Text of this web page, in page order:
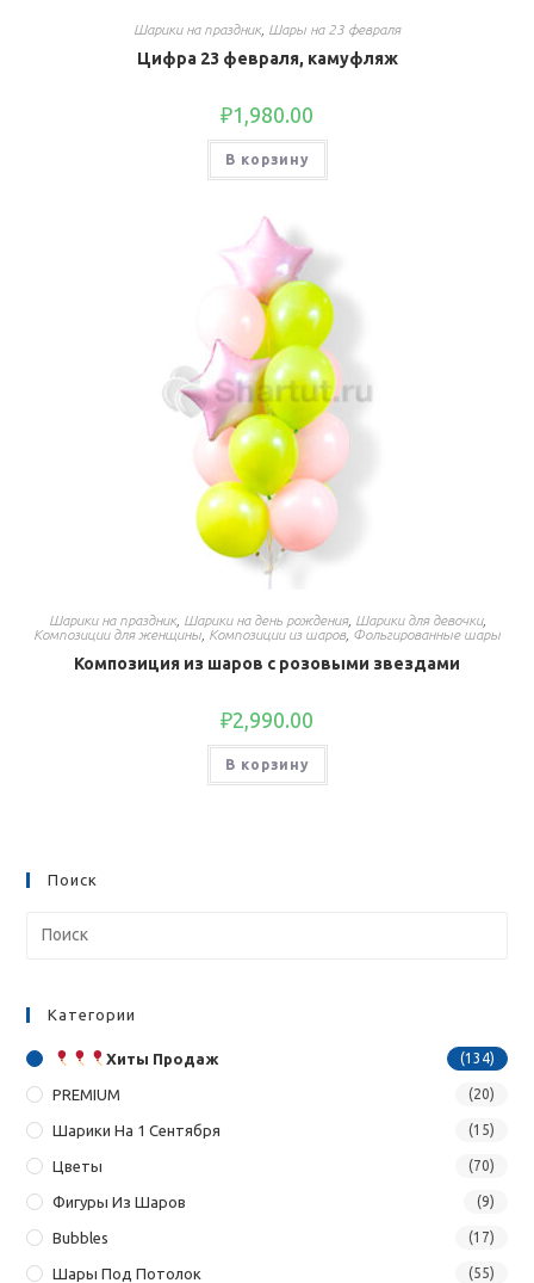
Шарики на праздник, Шары на 23 февраля
Цифра 23 февраля, камуфляж
₽1,980.00
В корзину
Шарики на праздник, Шарики на день рождения, Шарики для девочки,
Композиции для женщины Композиции из шаров, Фольгированные шары
Композиция из шаров с розовыми звездами
₽2,990.00
В корзину
Поиск
Категории
Хиты Продаж (134)
PREMIUM (20)
Шарики На 1 Сентября (15)
Цветы (70)
Фигуры Из Шаров (9)
Bubbles (17)
Шары Под Потолок (55)